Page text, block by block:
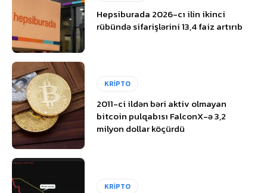
Hepsiburada 2026-cı ilin ikinci
rübündə sifarişlərini 13,4 faiz artırıb
KRİPTO
2011-ci ildən bəri aktiv olmayan
bitcoin pulqabısı FalconX-ə 3,2
milyon dollar köçürdü
KRİPTO